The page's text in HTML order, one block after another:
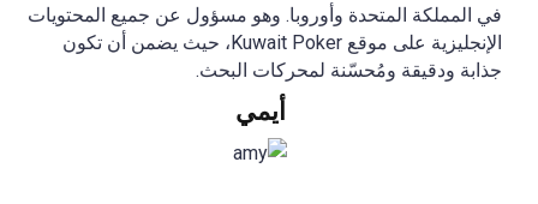
في المملكة المتحدة وأوروبا. وهو مسؤول عن جميع المحتويات
الإنجليزية على موقع Kuwait Poker، حيث يضمن أن تكون
جذابة ودقيقة ومُحسّنة لمحركات البحث.
أيمي